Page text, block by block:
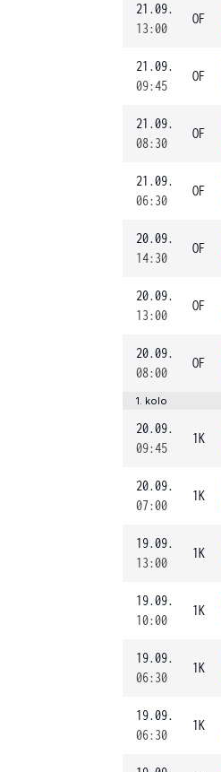
21.09.
13:00
OF
21.09.
09:45
OF
21.09.
08:30
OF
21.09.
06:30
OF
20.09.
14:30
OF
20.09.
13:00
OF
20.09.
08:00
OF
1. kolo
20.09.
09:45
1K
20.09.
07:00
1K
19.09.
13:00
1K
19.09.
10:00
1K
19.09.
06:30
1K
19.09.
06:30
1K